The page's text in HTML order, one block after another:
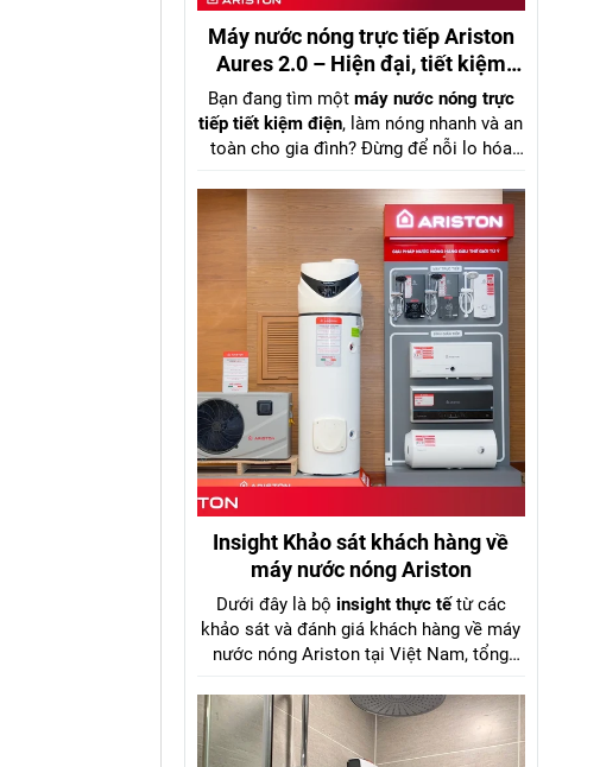
Máy nước nóng trực tiếp Ariston
Aures 2.0 – Hiện đại, tiết kiệm
điện, đáng mua nhất 2026
Bạn đang tìm một máy nước nóng trực
tiếp tiết kiệm điện, làm nóng nhanh và an
toàn cho gia đình? Đừng để nỗi lo hóa
lúc nâng cấp trải nghiệm phòng tắm với
Ariston Aures 2.0
– giải pháp tối ưu giữa
hiệu suất mạnh mẽ
vàchi phí vận hành
thấp
Insight Khảo sát khách hàng về
máy nước nóng Ariston
Dưới đây là bộ insight thực tếtừ các
khảo sát và đánh giá khách hàng về máy
nước nóng Ariston tại Việt Nam, tổng
Chọn 2025, báo cáo Mordor Intelligence
2024–2029, GFK Việt Nam và review
người dùng trên diễn đàn điện máy. kèm